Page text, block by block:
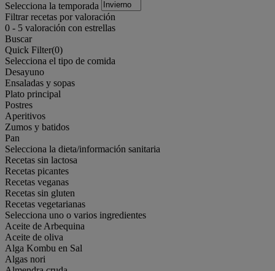
Selecciona la temporada
Filtrar recetas por valoración
0 - 5 valoración con estrellas
Buscar
Quick Filter(0)
Selecciona el tipo de comida
Desayuno
Ensaladas y sopas
Plato principal
Postres
Aperitivos
Zumos y batidos
Pan
Selecciona la dieta/información sanitaria
Recetas sin lactosa
Recetas picantes
Recetas veganas
Recetas sin gluten
Recetas vegetarianas
Selecciona uno o varios ingredientes
Aceite de Arbequina
Aceite de oliva
Alga Kombu en Sal
Algas nori